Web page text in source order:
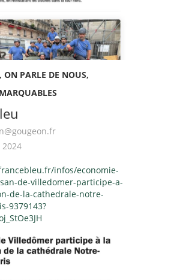
, ON PARLE DE NOUS,
infos/economie-
de-villedomer-participe-a-
de-la-cathedrale-notre-
9379143?